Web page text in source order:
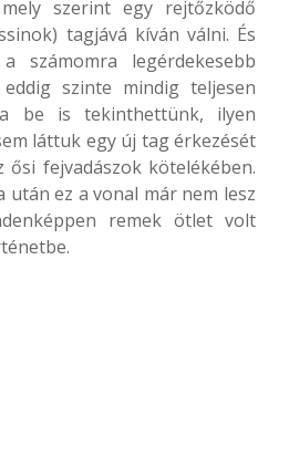
szerint egy rejtőzködő
tagjává kíván válni. És
legérdekesebb
szinte mindig teljesen
be is tekinthettünk, ilyen
láttuk egy új tag érkezését
ősi fejvadászok kötelékében.
után ez a vonal már nem lesz
remek ötlet volt